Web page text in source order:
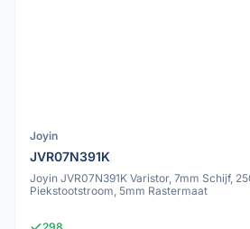
Joyin
JVR07N391K
Joyin JVR07N391K Varistor, 7mm Schijf,
Piekstootstroom, 5mm Rastermaat